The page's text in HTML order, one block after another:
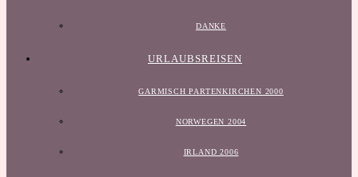
DANKE
URLAUBSREISEN
GARMISCH PARTENKIRCHEN 2000
NORWEGEN 2004
IRLAND 2006